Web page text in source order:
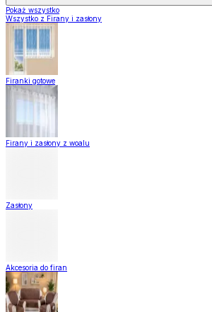
Pokaż wszystko
Wszystko z Firany i zasłony
Firanki gotowe
Firany i zasłony z woalu
Zasłony
Akcesoria do firan